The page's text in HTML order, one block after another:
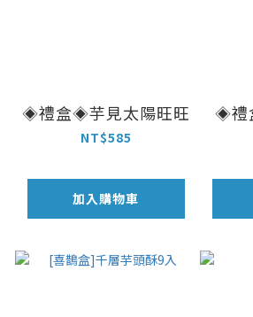
◈禮盒◈芋見太陽旺旺
NT$585
加入購物車
◈禮